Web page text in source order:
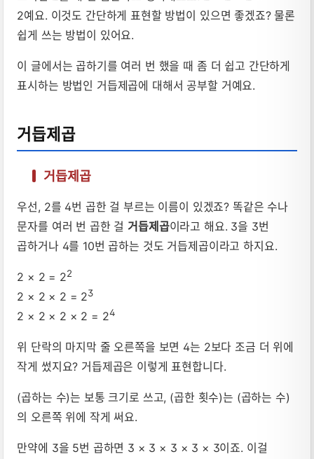
2예요. 이것도 간단하게 표현할 방법이 있으면 좋겠죠? 물론
쉽게 쓰는 방법이 있어요.
이 글에서는 곱하기를 여러 번 했을 때 좀 더 쉽고 간단하게
표시하는 방법인 거듭제곱에 대해서 공부할 거예요.
거듭제곱
거듭제곱
우선, 2를 4번 곱한 걸 부르는 이름이 있겠죠? 똑같은 수나
문자를 여러 번 곱한 걸 거듭제곱이라고 해요. 3을 3번
곱하거나 4를 10번 곱하는 것도 거듭제곱이라고 하지요.
2 × 2 = 22
2 × 2 × 2 = 23
2 × 2 × 2 × 2 = 24
위 단락의 마지막 줄 오른쪽을 보면 4는 2보다 조금 더 위에
작게 썼지요? 거듭제곱은 이렇게 표현합니다.
(곱하는 수)는 보통 크기로 쓰고, (곱한 횟수)는 (곱하는 수)
의 오른쪽 위에 작게 써요.
만약에 3을 5번 곱하면 3 × 3 × 3 × 3 × 3이죠. 이걸